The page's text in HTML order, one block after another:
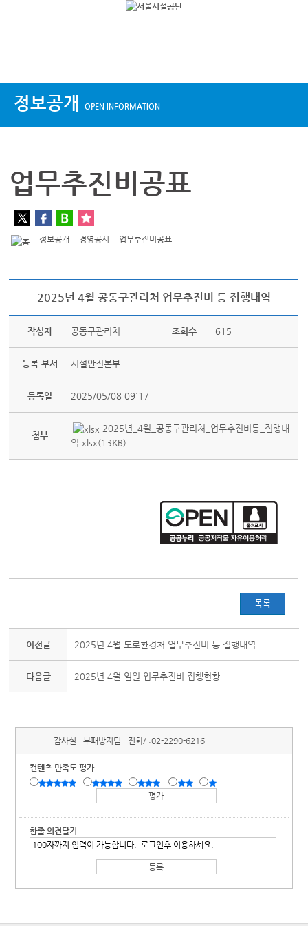
정보공개 OPEN INFORMATION
업무추진비공표
정보공개 경영공시 업무추진비공표
2025년 4월 공동구관리처 업무추진비 등 집행내역
작성자 공동구관리처 조회수 615
등록 부서 시설안전본부
등록일 2025/05/08 09:17
첨부
2025년_4월_공동구관리처_업무추진비등_집행내
역.xlsx(13KB)
목록
이전글 2025년 4월 도로환경처 업무추진비 등 집행내역
다음글 2025년 4월 임원 업무추진비 집행현황
감사실 부패방지팀 전화/ :02-2290-6216
컨텐츠 만족도 평가
한줄 의견달기